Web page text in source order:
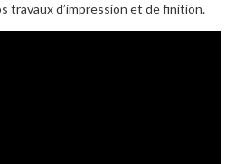
travaux d’impression et de finition.